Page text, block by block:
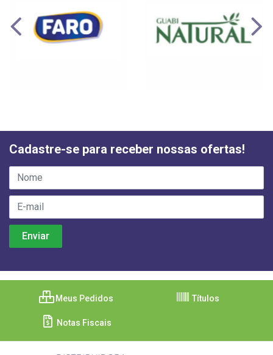
Cadastre-se para receber nossas ofertas!
Meus Pedidos Títulos
Notas Fiscais